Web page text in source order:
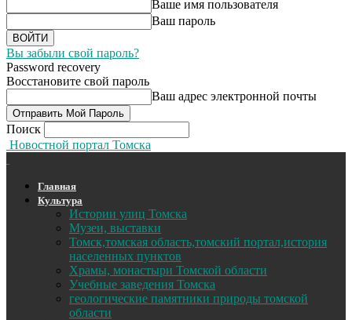
Ваше имя пользователя
Ваш пароль
Вы забыли свой пароль?
Password recovery
Восстановите свой пароль
Ваш адрес электронной почты
Поиск
Новостной портал Томска
Главная
Культура
Истории улиц Томска
Музеи, выставки
Томск,томская область,томский портал,история
населенных пунктов
Храмы, монастыри Томской области
Учебные заведения Томска
геологические памятники природы томской
области